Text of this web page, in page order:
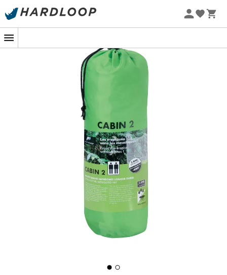
Letnie promocje 🔥 -5% DODATKOWO przy zakupie 2